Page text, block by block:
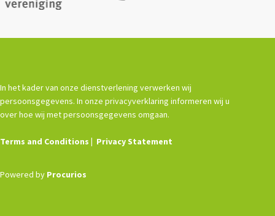
In het kader van onze dienstverlening verwerken wij
persoonsgegevens. In onze privacyverklaring informeren wij u
over hoe wij met persoonsgegevens omgaan.
Terms and Conditions Privacy Statement
Powered by Procurios